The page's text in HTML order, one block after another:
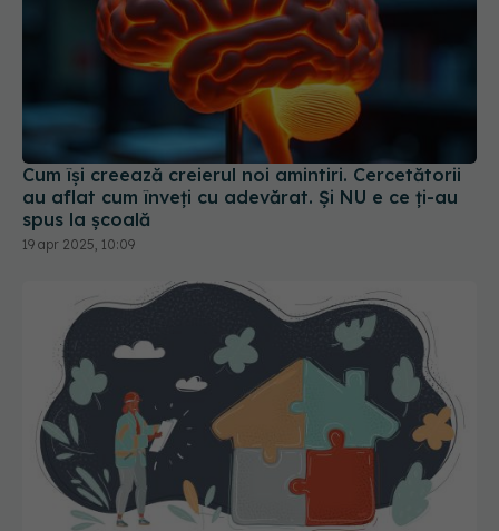
Cum își creează creierul noi amintiri. Cercetătorii
au aflat cum înveți cu adevărat. Și NU e ce ți-au
19 apr 2025, 10:09
Cum îți poți aranja casa dacă ai ADHD. Paris
Hilton: „Creierul meu funcționează diferit, așa că
mă adaptez”